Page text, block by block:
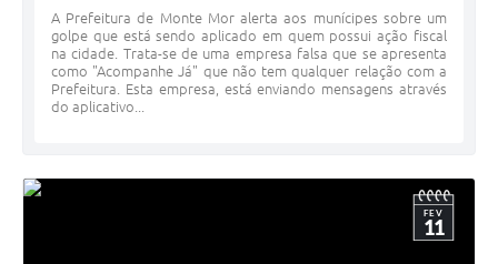
A Prefeitura de Monte Mor alerta aos munícipes sobre um
golpe que está sendo aplicado em quem possui ação fiscal
na cidade. Trata-se de uma empresa falsa que se apresenta
como "Acompanhe Já" que não tem qualquer relação com a
Prefeitura. Esta empresa, está enviando mensagens através
do aplicativo...
FEV
11